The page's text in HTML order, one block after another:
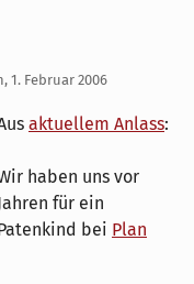
1. Februar 2006
aktuellem Anlass:
haben uns vor
für ein
bei Plan